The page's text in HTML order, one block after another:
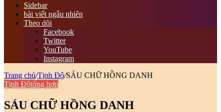
Sidebar
bài viết ngẫu nhiên
Theo dõi
Facebook
Twitter
YouTube
Instagram
Trang chủ/Tịnh Độ/SÁU CHỮ HỒNG DANH
Tịnh Độtổng hợp
SÁU CHỮ HỒNG DANH